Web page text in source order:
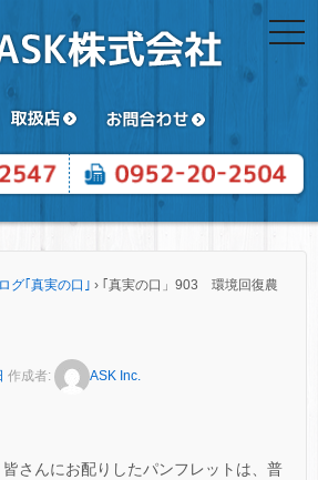
グ｢真実の口｣ › ｢真実の口」903 環境回復農
作成者: ASK Inc.
さんにお配りしたパンフレットは、普